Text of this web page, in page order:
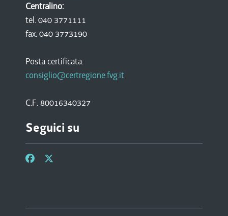
Centralino:
tel. 040 3771111
fax. 040 3773190
Posta certificata:
consiglio@certregione.fvg.it
C.F. 80016340327
Seguici su